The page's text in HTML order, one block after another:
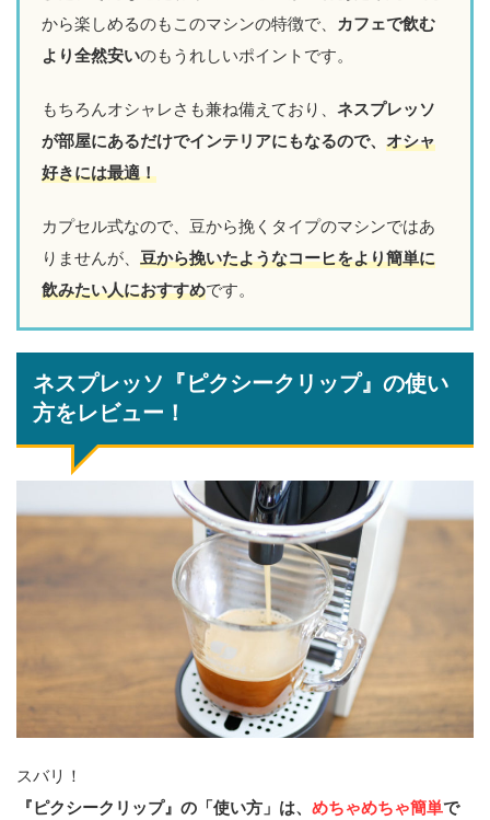
から楽しめるのもこのマシンの特徴で、 カフェで飲む
より全然安いのもうれしいポイントです。
もちろんオシャレさも兼ね備えており、 ネスプレッソ
が部屋にあるだけでインテリアにもなるので、 オシャ
好きには最適！
カプセル式なので、豆から挽くタイプのマシンではあ
りませんが、 豆から挽いたようなコーヒをより簡単に
飲みたい人におすすめです。
ネスプレッソ『ピクシークリップ』の使い
方をレビュー！
スバリ！
『ピクシークリップ』の「使い方」は、 めちゃめちゃ簡単で